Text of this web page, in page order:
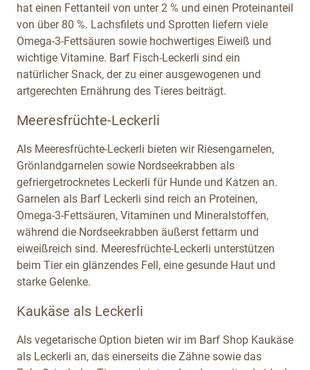
hat einen Fettanteil von unter 2 % und einen Proteinanteil
von über 80 %. Lachsfilets und Sprotten liefern viele
Omega-3-Fettsäuren sowie hochwertiges Eiweiß und
wichtige Vitamine. Barf Fisch-Leckerli sind ein
natürlicher Snack, der zu einer ausgewogenen und
artgerechten Ernährung des Tieres beiträgt.
Meeresfrüchte-Leckerli
Als Meeresfrüchte-Leckerli bieten wir Riesengarnelen,
Grönlandgarnelen sowie Nordseekrabben als
gefriergetrocknetes Leckerli für Hunde und Katzen an.
Garnelen als Barf Leckerli sind reich an Proteinen,
Omega-3-Fettsäuren, Vitaminen und Mineralstoffen,
während die Nordseekrabben äußerst fettarm und
eiweißreich sind. Meeresfrüchte-Leckerli unterstützen
beim Tier ein glänzendes Fell, eine gesunde Haut und
starke Gelenke.
Kaukäse als Leckerli
Als vegetarische Option bieten wir im Barf Shop Kaukäse
als Leckerli an, das einerseits die Zähne sowie das